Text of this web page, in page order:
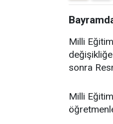
Milli
sonra
Milli